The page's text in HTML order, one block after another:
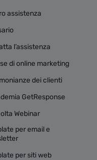
assistenza
l’assistenza
di online marketing
dei clienti
GetResponse
Webinar
per email e
per siti web